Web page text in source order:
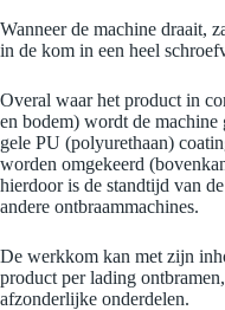
Wanneer de machine draait,
in de kom in een heel
Overal waar het product in
en bodem) wordt de machine
gele PU (polyurethaan)
worden omgekeerd
hierdoor is de standtijd van
andere ontbraammachines.
De werkkom kan met zijn
product per lading
afzonderlijke onderdelen.